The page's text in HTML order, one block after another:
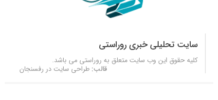
سایت تحلیلی خبری روراستی
کلیه حقوق این وب سایت متعلق به روراستی می باشد.
قالب: طراحی سایت در رفسنجان